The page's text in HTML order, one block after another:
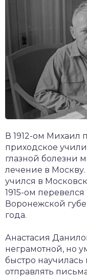
В 1912-ом Михаил
приходское
глазной болезни
лечение в
учился в
1915-ом
Воронежской
года.
Анастасия
неграмотной, но
быстро научилась
отправлять